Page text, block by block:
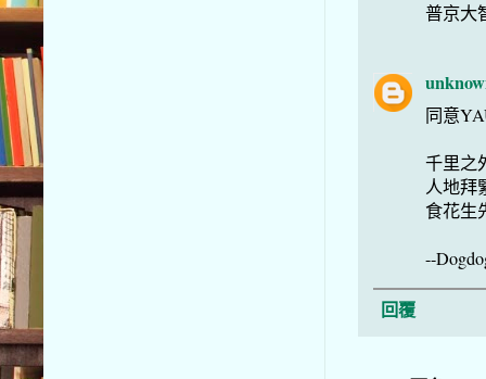
普京大
同意
千里之
人地拜
食花生
--
回覆